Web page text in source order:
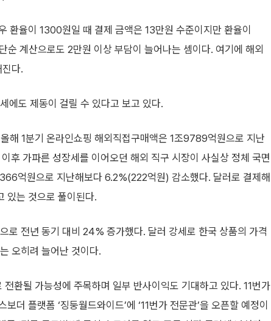
환율이 1300원일 때 결제 금액은 13만원 수준이지만 환율이
계산으로도 2만원 이상 부담이 늘어나는 셈이다. 여기에 해외
다.
에도 제동이 걸릴 수 있다고 보고 있다.
해 1분기 온라인쇼핑 해외직접구매액은 1조9789억원으로 지난
후 가파른 성장세를 이어오던 해외 직구 시장이 사실상 정체 국면
억원으로 지난해보다 6.2%(222억원) 감소했다. 달러로 결제해
있는 것으로 풀이된다.
로 전년 동기 대비 24% 증가했다. 달러 강세로 한국 상품의 가격
오히려 늘어난 것이다.
환될 가능성에 주목하며 일부 반사이익도 기대하고 있다. 11번가
더 플랫폼 ‘징둥월드와이드’에 ‘11번가 전문관’을 오픈할 예정이